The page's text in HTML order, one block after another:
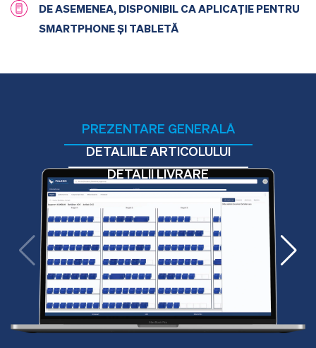
DE ASEMENEA, DISPONIBIL CA APLICAȚIE PENTRU
SMARTPHONE ȘI TABLETĂ
PREZENTARE GENERALĂ
DETALIILE ARTICOLULUI
DETALII LIVRARE